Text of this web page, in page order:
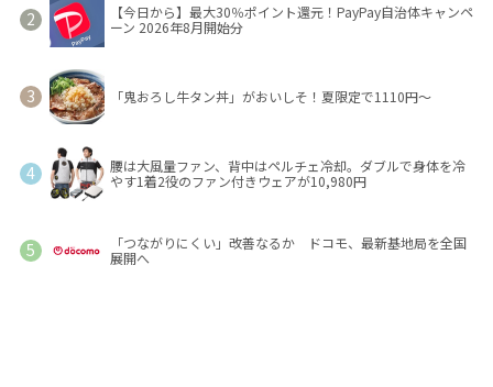
【今日から】最大30％ポイント還元！PayPay自治体キャンペ
ーン 2026年8月開始分
「鬼おろし牛タン丼」がおいしそ！夏限定で1110円～
腰は大風量ファン、背中はペルチェ冷却。ダブルで身体を冷
やす1着2役のファン付きウェアが10,980円
「つながりにくい」改善なるか ドコモ、最新基地局を全国
展開へ